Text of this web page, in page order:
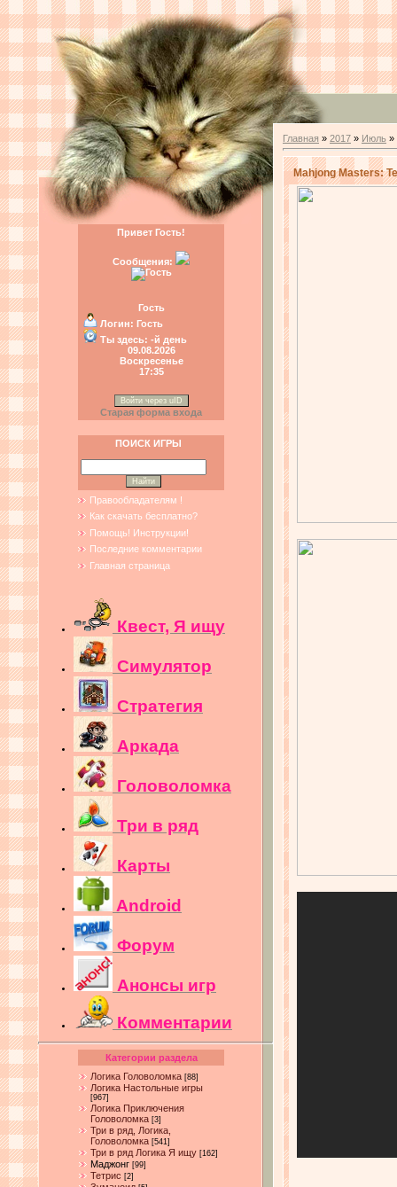
Привет Гость!
Сообщения:
Гость
Логин: Гость
Ты здесь: -й день
09.08.2026
Воскресенье
17:35
Войти через uID
Старая форма входа
ПОИСК ИГРЫ
Правообладателям !
Как скачать бесплатно?
Помощь! Инструкции!
Последние комментарии
Главная страница
Квест, Я ищу
Симулятор
Стратегия
Аркада
Головоломка
Три в ряд
Карты
Android
Форум
Анонсы игр
Комментарии
Категории раздела
Логика Головоломка [88]
Логика Настольные игры
[967]
Логика Приключения
Головоломка [3]
Три в ряд, Логика,
Головоломка [541]
Три в ряд Логика Я ищу [162]
Маджонг [99]
Тетрис [2]
Главная » 2017 » Июль »
Mahjong Masters: